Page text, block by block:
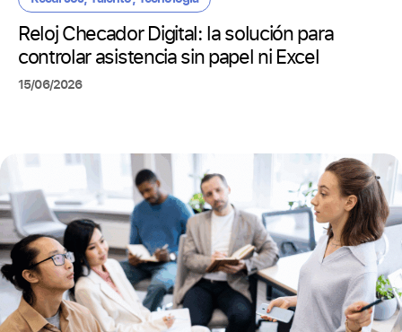
Reloj Checador Digital: la solución para
controlar asistencia sin papel ni Excel
15/06/2026